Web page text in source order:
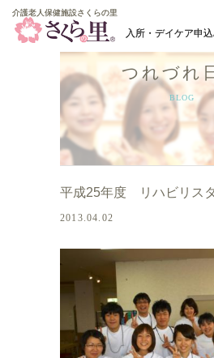
介護老人保健施設さくらの里
介護老人保健施設さくらの里
つれづれ
BLOG
平成25年度 リハビリス
2013.04.02